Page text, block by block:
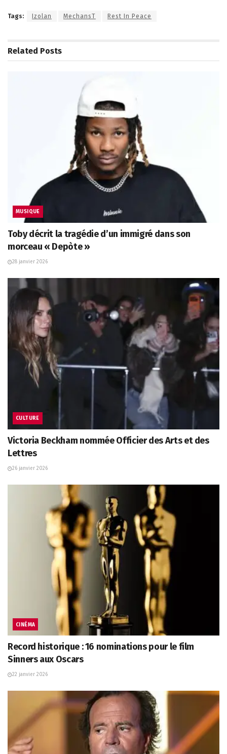
Tags: Izolan MechansT Rest In Peace
Related Posts
MUSIQUE
Toby décrit la tragédie d’un immigré dans son
morceau « Depòte »
28 janvier 2026
CULTURE
Victoria Beckham nommée Officier des Arts et des
Lettres
26 janvier 2026
CINÉMA
Record historique : 16 nominations pour le film
Sinners aux Oscars
22 janvier 2026